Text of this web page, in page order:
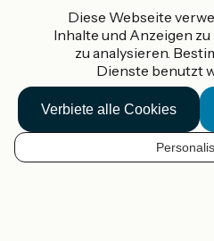
DE
Adresse
Gefördert im Rahmen von
Accueil Vélo Pro
Kontakt
Rechtliche Informationen
Diese Webseite
Inhalte und Anzeigen
zu analysieren.
Dienste benutzt
Verbiete alle Cookies